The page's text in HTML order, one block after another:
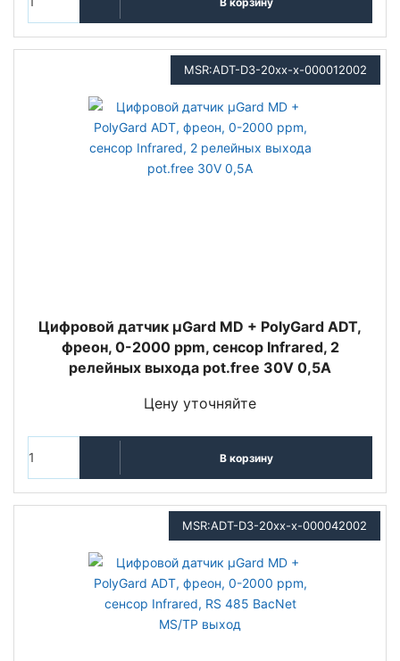
MSR:ADT-D3-20xx-x-000012002
Цифровой датчик µGard MD + PolyGard ADT,
фреон, 0-2000 ppm, сенсор Infrared, 2
релейных выхода pot.free 30V 0,5A
Цену уточняйте
В корзину
MSR:ADT-D3-20xx-x-000042002